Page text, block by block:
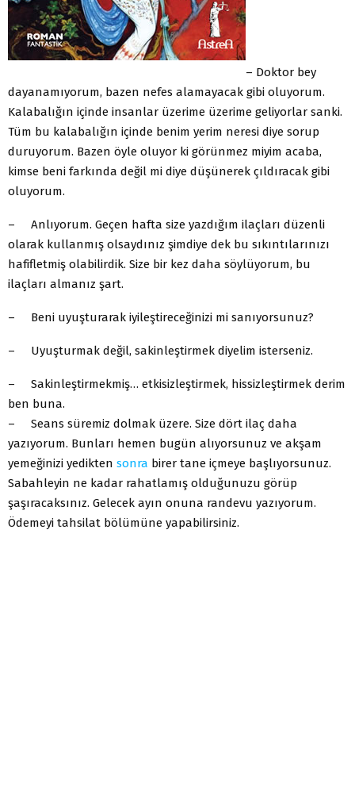
– Doktor bey
dayanamıyorum, bazen nefes alamayacak gibi oluyorum.
Kalabalığın içinde insanlar üzerime üzerime geliyorlar sanki.
Tüm bu kalabalığın içinde benim yerim neresi diye sorup
duruyorum. Bazen öyle oluyor ki görünmez miyim acaba,
kimse beni farkında değil mi diye düşünerek çıldıracak gibi
oluyorum.
– Anlıyorum. Geçen hafta size yazdığım ilaçları düzenli
olarak kullanmış olsaydınız şimdiye dek bu sıkıntılarınızı
hafifletmiş olabilirdik. Size bir kez daha söylüyorum, bu
ilaçları almanız şart.
– Beni uyuşturarak iyileştireceğinizi mi sanıyorsunuz?
– Uyuşturmak değil, sakinleştirmek diyelim isterseniz.
– Sakinleştirmekmiş… etkisizleştirmek, hissizleştirmek derim
ben buna.
– Seans süremiz dolmak üzere. Size dört ilaç daha
yazıyorum. Bunları hemen bugün alıyorsunuz ve akşam
yemeğinizi yedikten sonra birer tane içmeye başlıyorsunuz.
Sabahleyin ne kadar rahatlamış olduğunuzu görüp
şaşıracaksınız. Gelecek ayın onuna randevu yazıyorum.
Ödemeyi tahsilat bölümüne yapabilirsiniz.